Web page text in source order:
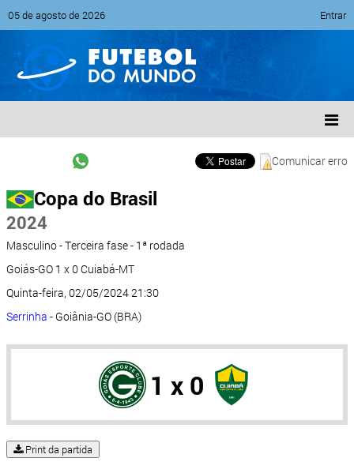
05 de agosto de 2026 Entrar
Comunicar erro
Copa do Brasil
2024
Masculino - Terceira fase - 1ª rodada
Goiás-GO 1 x 0 Cuiabá-MT
Quinta-feira, 02/05/2024 21:30
Serrinha - Goiânia-GO (BRA)
1 x 0
Print da partida